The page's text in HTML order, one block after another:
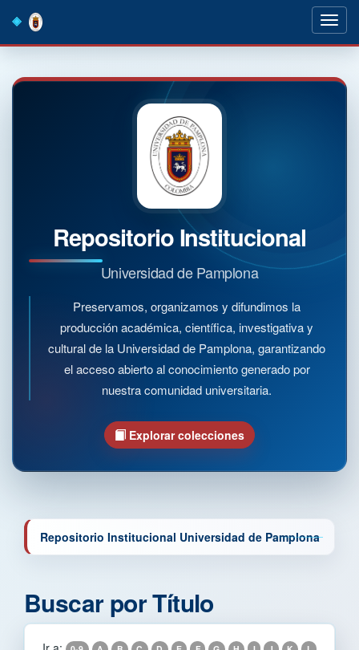
navigation
Repositorio Institucional
Universidad de Pamplona
Preservamos, organizamos y difundimos la
producción académica, científica, investigativa y
cultural de la Universidad de Pamplona, garantizando
el acceso abierto al conocimiento generado por
nuestra comunidad universitaria.
Explorar colecciones
Repositorio Institucional Universidad de Pamplona
Buscar por Título